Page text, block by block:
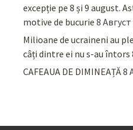
excepție pe 8 și 9 august.
motive de bucurie 8
Milioane de ucraineni au
câți dintre ei nu s-au întors
CAFEAUA DE DIMINEAȚĂ8